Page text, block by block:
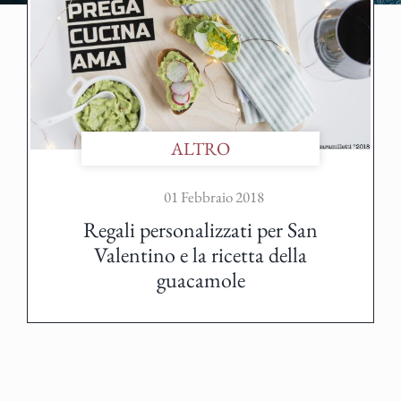
ALTRO
01 Febbraio 2018
Regali personalizzati per San
Valentino e la ricetta della
guacamole